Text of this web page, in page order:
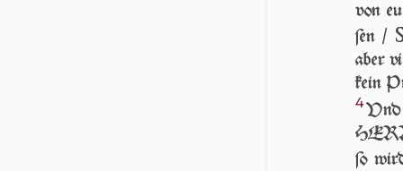
von
ſen /
aber
kein
4Vnd
ſo